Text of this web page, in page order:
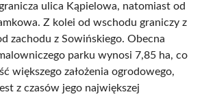
ulica Kąpielowa, natomiast od
Z kolei od wschodu graniczy z
zachodu z Sowińskiego. Obecna
parku wynosi 7,85 ha, co
większego założenia ogrodowego,
z czasów jego największej